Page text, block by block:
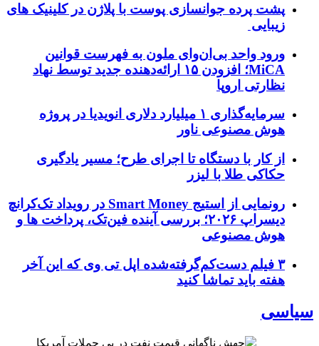
پشت پرده جوانسازی پوست با پلاژن در کلینیک های
زیبایی
ورود واحد بی‌ان‌وای ملون به فهرست قوانین
MiCA؛ افزودن ۱۵ ارائه‌دهنده جدید توسط نهاد
نظارتی اروپا
سرمایه‌گذاری ۱ میلیارد دلاری انویدیا در پروژه
هوش مصنوعی ناور
از کار با دستگاه تا اجرای طرح؛ مسیر یادگیری
حکاکی طلا با لیزر
رونمایی از استیج Smart Money در رویداد تک‌کرانچ
دیسراپ ۲۰۲۶؛ بررسی آینده فین‌تک، پرداخت‌ ها و
هوش مصنوعی
۳ فیلم دست‌کم‌گرفته‌شده اپل تی وی که این آخر
هفته باید تماشا کنید
سیاسی